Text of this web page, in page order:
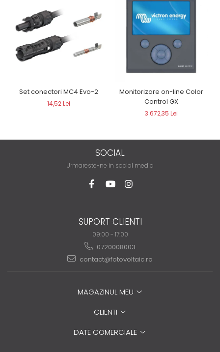
Set conectori MC4 Evo-2
14,52 Lei
Monitorizare on-line Color
Control GX
3.672,35 Lei
SOCIAL
Urmareste-ne in social media
SUPORT CLIENTI
09:00 - 17:00
0720008003
contact@fotovoltaic.ro
MAGAZINUL MEU
CLIENTI
DATE COMERCIALE